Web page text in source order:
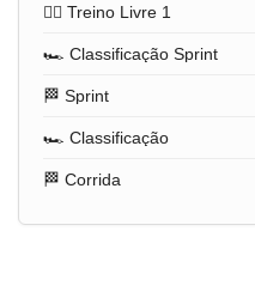
🏋️‍♂️ Treino Livre 1
🏎️ Classificação Sprint
🏁 Sprint
🏎️ Classificação
🏁 Corrida